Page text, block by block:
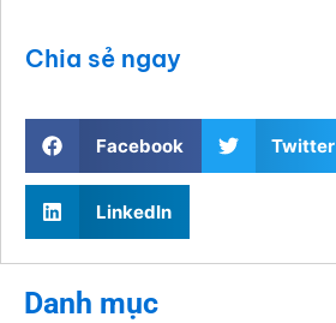
Chia sẻ ngay
Facebook Twitter
LinkedIn
Danh mục